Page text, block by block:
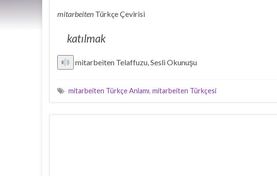
mitarbeiten Türkçe Çevirisi
katılmak
mitarbeiten Telaffuzu, Sesli Okunuşu
mitarbeiten Türkçe Anlamı, mitarbeiten Türkçesi